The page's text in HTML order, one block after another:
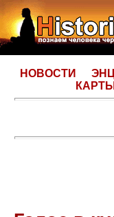
НОВОСТИ
КАРТЫ